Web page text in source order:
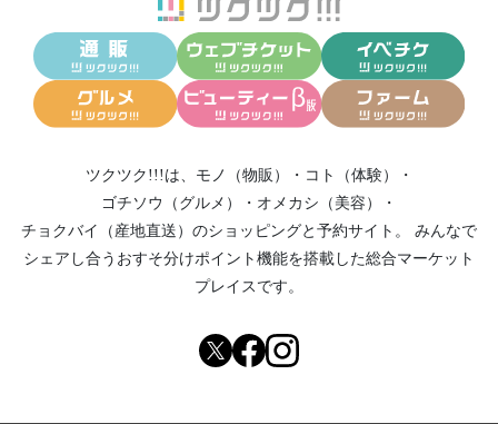
ツクツク!!!は、 モノ（物販） ・ コト（体験）
・
ゴチソウ（グルメ）
・ オメカシ（美容）
・
チョクバイ（産地直送） のショッピングと予約サイト。
みんなで
シェアし合う おすそ分けポイント機能を搭載した総合マーケット
プレイスです。